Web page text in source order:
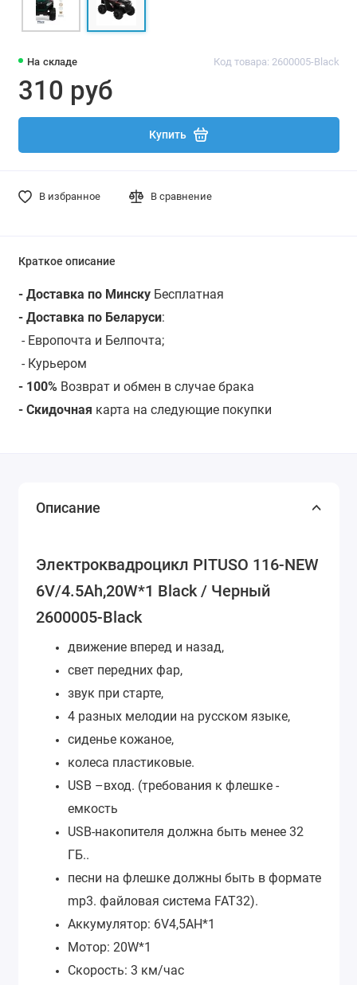
На складе Код товара: 2600005-Black
310 руб
Купить
В избранное В сравнение
Краткое описание
- Доставка по МинскуБесплатная
- Доставка по Беларуси:
- Европочта и Белпочта;
- Курьером
- 100% Возврат и обмен в случае брака
- Скидочная карта на следующие покупки
Описание
Электроквадроцикл PITUSO 116-NEW
6V/4.5Ah,20W*1 Black / Черный
2600005-Black
движение вперед и назад,
свет передних фар,
звук при старте,
4 разных мелодии на русском языке,
сиденье кожаное,
колеса пластиковые.
USB –вход. (требования к флешке -
емкость
USB-накопителя должна быть менее 32
ГБ..
песни на флешке должны быть в формате
mp3. файловая система FAT32).
Аккумулятор: 6V4,5AH*1
Мотор: 20W*1
Скорость: 3 км/час